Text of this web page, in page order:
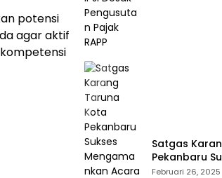
potensi
agar aktif
Satgas
Pekanbaru
Februari 26, 2025